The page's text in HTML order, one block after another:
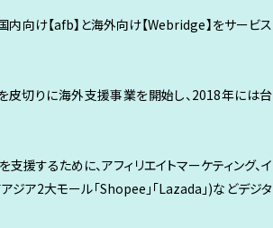
内向け【afb】と海外向け【Webridge】をサービス
切りに海外支援事業を開始し、2018年には台
するために、アフィリエイトマーケティング、イ
ジア2大モール「Shopee」「Lazada」)などデジタ